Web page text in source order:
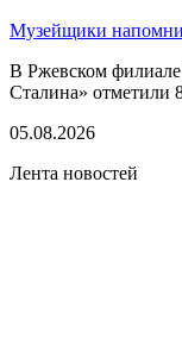
Музейщики
В Ржевском
Сталина» отметили
05.08.2026
Лента новостей